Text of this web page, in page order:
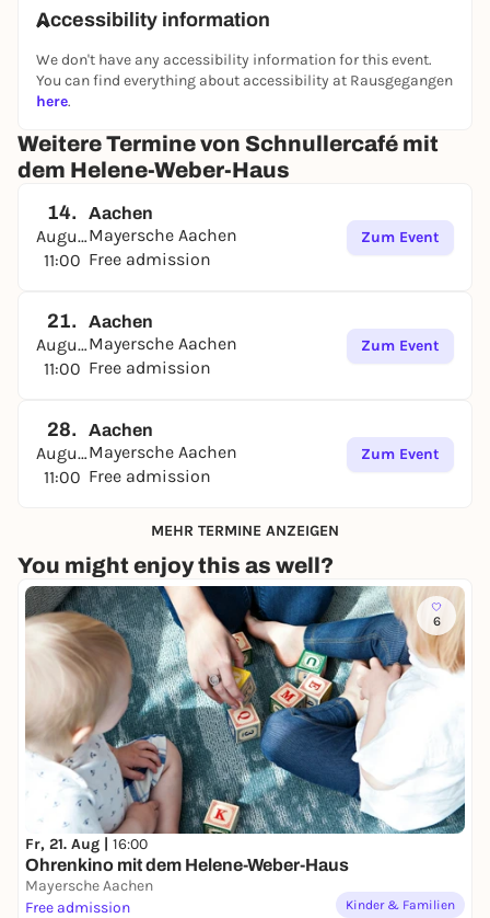
Accessibility information
We don't have any accessibility information for this event.
You can find everything about accessibility at Rausgegangen
here.
Weitere Termine von Schnullercafé mit
dem Helene-Weber-Haus
14.
August
11:00
Aachen
Mayersche Aachen
Free admission
Zum Event
21.
August
11:00
Aachen
Mayersche Aachen
Free admission
Zum Event
28.
August
11:00
Aachen
Mayersche Aachen
Free admission
Zum Event
MEHR TERMINE ANZEIGEN
You might enjoy this as well?
6
Fr, 21. Aug | 16:00
Ohrenkino mit dem Helene-Weber-Haus
Mayersche Aachen
Free admission
Kinder & Familien